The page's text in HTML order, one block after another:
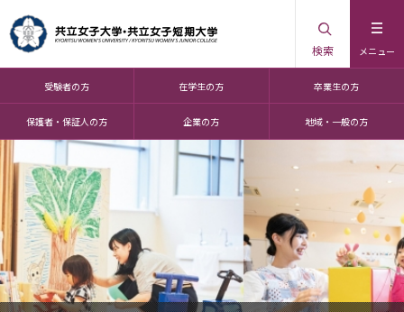
メニュー
検索
受験者の方 在学生の方 卒業生の方
保護者・保証人の方 企業の方 地域・一般の方